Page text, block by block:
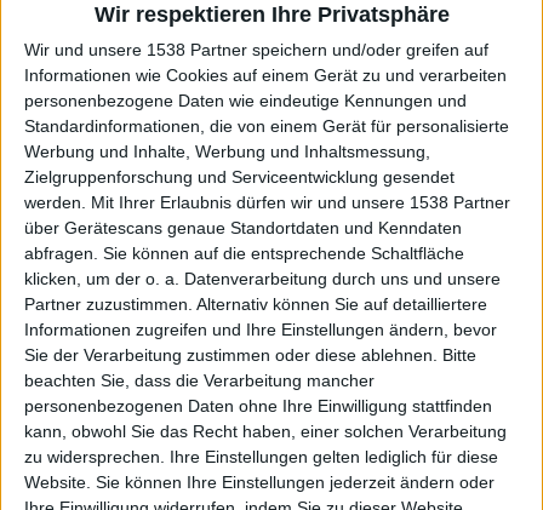
Wir respektieren Ihre Privatsphäre
Wir und unsere 1538 Partner speichern und/oder greifen auf
Informationen wie Cookies auf einem Gerät zu und verarbeiten
personenbezogene Daten wie eindeutige Kennungen und
Standardinformationen, die von einem Gerät für personalisierte
Werbung und Inhalte, Werbung und Inhaltsmessung,
Zielgruppenforschung und Serviceentwicklung gesendet
werden.
Mit Ihrer Erlaubnis dürfen wir und unsere 1538 Partner
über Gerätescans genaue Standortdaten und Kenndaten
abfragen. Sie können auf die entsprechende Schaltfläche
klicken, um der o. a. Datenverarbeitung durch uns und unsere
Partner zuzustimmen. Alternativ können Sie auf detailliertere
Informationen zugreifen und Ihre Einstellungen ändern, bevor
Sie der Verarbeitung zustimmen oder diese ablehnen.
Bitte
beachten Sie, dass die Verarbeitung mancher
personenbezogenen Daten ohne Ihre Einwilligung stattfinden
kann, obwohl Sie das Recht haben, einer solchen Verarbeitung
zu widersprechen. Ihre Einstellungen gelten lediglich für diese
Website. Sie können Ihre Einstellungen jederzeit ändern oder
Auf DESMONDO findet Ihr Inspirationen für
individuelles, gemütliches und intelligentes Wohnen,
die aktuellsten Einrichtungstrends und Informatives zu
neuesten Smart Home Systemen.
Rechtliches
Impressum
Datenschutz
Sitemap